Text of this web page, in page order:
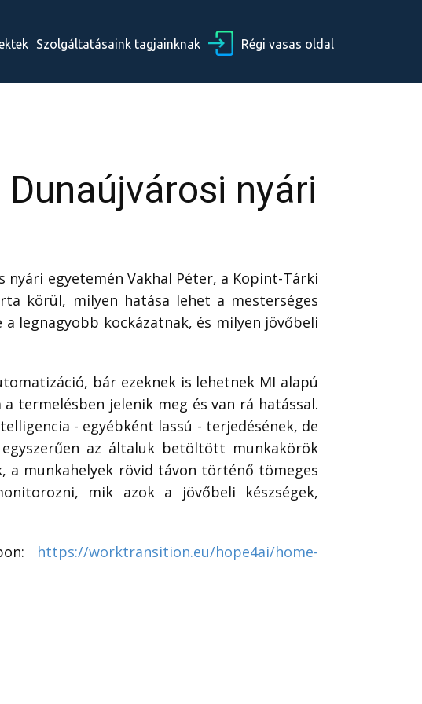
Szolgáltatásaink tagjainknak Régi vasas oldal
nyári
egyetemén Vakhal Péter, a Kopint-Tárki
körül, milyen hatása lehet a mesterséges
legnagyobb kockázatnak, és milyen jövőbeli
bár ezeknek is lehetnek MI alapú
termelésben jelenik meg és van rá hatással.
- egyébként lassú - terjedésének, de
az általuk betöltött munkakörök
a munkahelyek rövid távon történő tömeges
mik azok a jövőbeli készségek,
https://worktransition.eu/hope4ai/home-